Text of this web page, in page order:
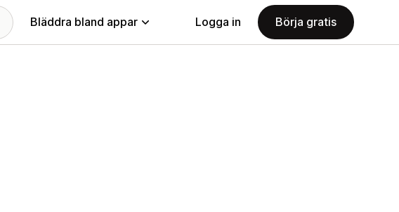
Bläddra bland appar Logga in Börja gratis